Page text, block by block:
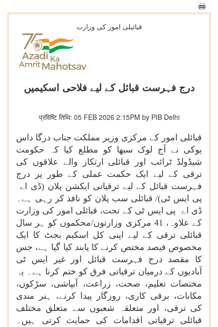
قبائیلی امور کی وزارت
درج فہرست قبائل کے لیے فلاحی اسکیمیں
प्रविष्टि तिथि: 05 FEB 2026 2:15PM by PIB Delhi
قبائلی امور کے مرکزی وزیر مملکت جناب درگا داس
یوکی نے آج لوک سبھا کو مطلع کیا کہ حکومت
شیڈولڈ ٹرائب اور قبائلی ارتکاز والے علاقوں کی
ترقی کے لیے ایک حکمت عملی کے طور پر درج
فہرست قبائل کے لیے ترقیاتی ایکشن پلان (ڈی اے
پی ایس ٹی)/ قبائلی سب پلان کو نافذ کر رہی ہے۔
ڈی اے پی ایس ٹی کے تحت، قبائلی امور کی وزارت
کے علاوہ، 41 مرکزی وزارتوں/محکموں کو ہر سال
قبائلی ترقی کے لیے اپنی کل اسکیم بجٹ کا ایک
مخصوص فیصد مختص کرنے کا پابند کیا گیا ہے، جس
کا مقصد درج فہرست قبائل اور غیر ایس ٹی
آبادیوں کے درمیان ترقیاتی فرق کو ختم کرنا ہے۔ یہ
مختصات تعلیم، صحت، زراعت، آبپاشی، سڑکوں،
مکانات، برقی کاری، روزگار پیدا کرنے، ہنر مندی
کی ترقی، اور متعلقہ شعبوں سے متعلق مختلف
قبائلی ترقیاتی اقدامات کی حمایت کرتی ہیں۔